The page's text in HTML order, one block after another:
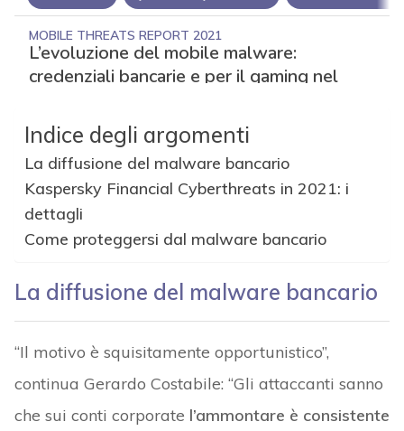
Indice degli argomenti
La diffusione del malware bancario
Kaspersky Financial Cyberthreats in 2021: i
dettagli
Come proteggersi dal malware bancario
La diffusione del malware bancario
“Il motivo è squisitamente opportunistico”,
continua Gerardo Costabile: “Gli attaccanti sanno
che sui conti corporate l’ammontare è consistente